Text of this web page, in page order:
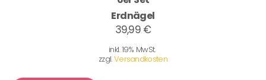
Erdnägel
39,99 €
inkl. 19% MwSt.
zzgl.Versandkosten